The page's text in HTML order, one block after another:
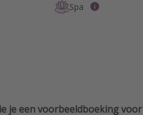
Spa
je een voorbeeldboeking